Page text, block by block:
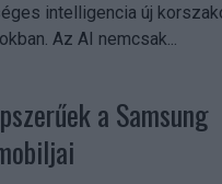
intelligencia új
Az AI nemcsak...
a Samsung